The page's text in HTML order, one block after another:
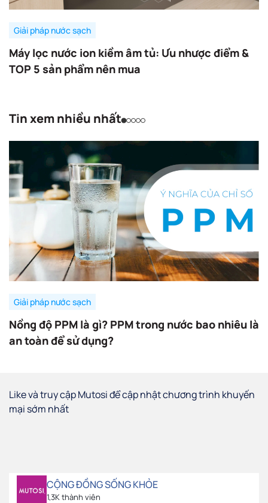
Giải pháp nước sạch
Máy lọc nước ion kiềm âm tủ: Ưu nhược điểm &
TOP 5 sản phẩm nên mua
Tin xem nhiều nhất
Giải pháp nước sạch
Nồng độ PPM là gì? PPM trong nước bao nhiêu là
an toàn để sử dụng?
Like và truy cập Mutosi để cập nhật chương trình khuyến
mại sớm nhất
CỘNG ĐỒNG SỐNG KHỎE
1,3K thành viên